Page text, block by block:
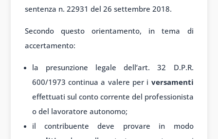
sentenza n. 22931 del 26 settembre 2018.
Secondo questo orientamento, in tema di
accertamento:
la presunzione legale dell’art. 32 D.P.R.
600/1973 continua a valere per i versamenti
effettuati sul conto corrente del professionista
o del lavoratore autonomo;
il contribuente deve provare in modo